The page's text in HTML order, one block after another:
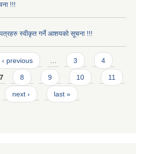
!!!
स्वीकृत गर्ने आशयको सूचना !!!
‹ previous 3 4
7 8 9 10 11
next › last »